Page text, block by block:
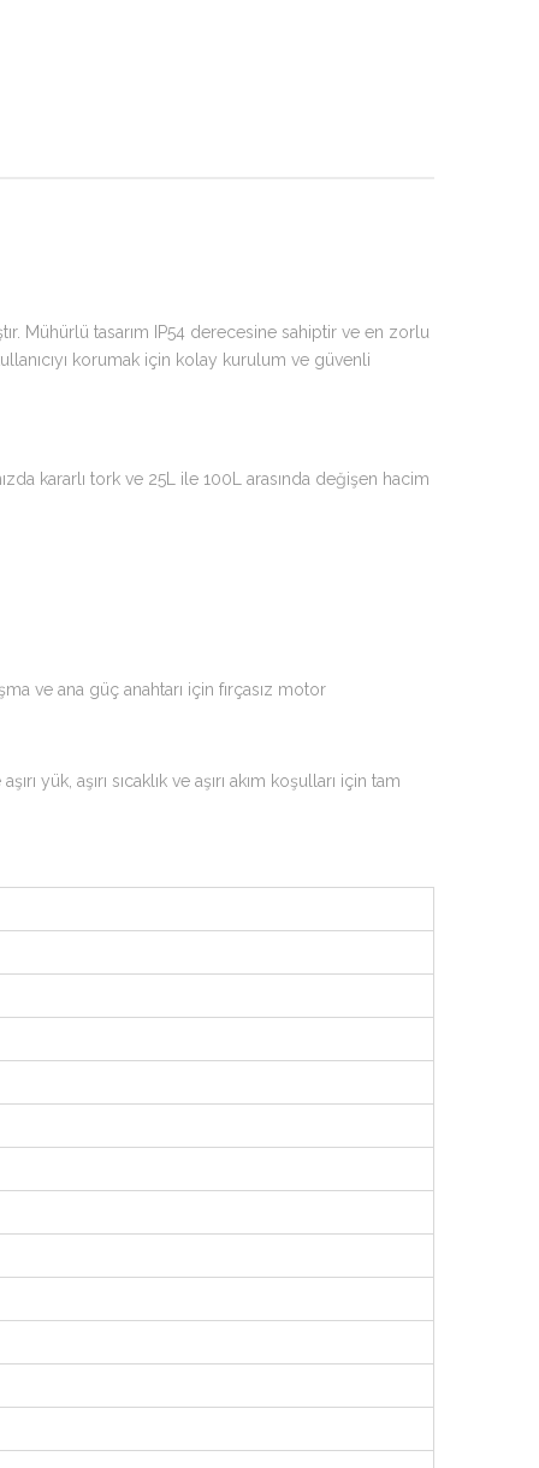
Mühürlü tasarım IP54 derecesine sahiptir ve en zorlu
korumak için kolay kurulum ve güvenli
kararlı tork ve 25L ile 100L arasında değişen hacim
ve ana güç anahtarı için fırçasız motor
aşırı sıcaklık ve aşırı akım koşulları için tam